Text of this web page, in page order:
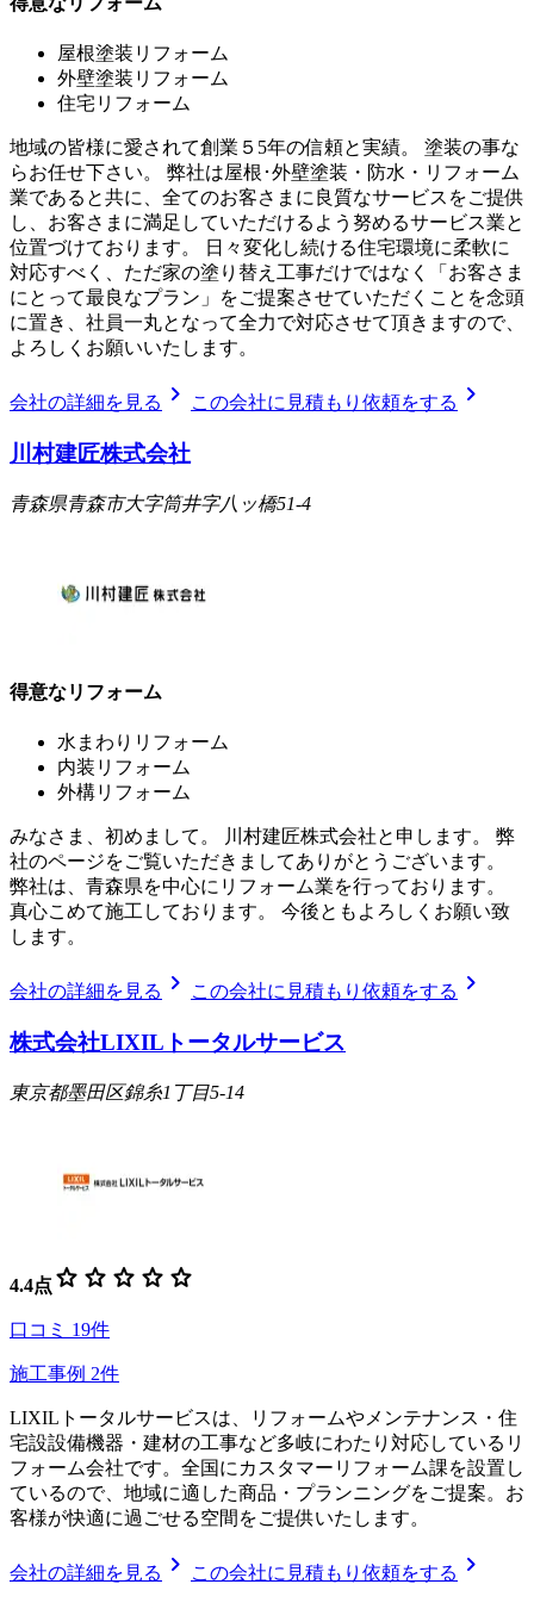
屋根塗装リフォーム
外壁塗装リフォーム
住宅リフォーム
地域の皆様に愛されて創業５5年の信頼と実績。 塗装の事な
らお任せ下さい。 弊社は屋根･外壁塗装・防水・リフォーム
業であると共に、全てのお客さまに良質なサービスをご提供
し、お客さまに満足していただけるよう努めるサービス業と
位置づけております。 日々変化し続ける住宅環境に柔軟に
対応すべく、ただ家の塗り替え工事だけではなく「お客さま
にとって最良なプラン」をご提案させていただくことを念頭
に置き、社員一丸となって全力で対応させて頂きますので、
よろしくお願いいたします。
会社の詳細を見る chevron_right この会社に見積もり依頼をする chevron_right
川村建匠株式会社
青森県青森市大字筒井字八ッ橋51-4
得意なリフォーム
水まわりリフォーム
内装リフォーム
外構リフォーム
みなさま、初めまして。 川村建匠株式会社と申します。 弊
社のページをご覧いただきましてありがとうございます。
弊社は、青森県を中心にリフォーム業を行っております。
真心こめて施工しております。 今後ともよろしくお願い致
します。
会社の詳細を見る chevron_right この会社に見積もり依頼をする chevron_right
株式会社LIXILトータルサービス
東京都墨田区錦糸1丁目5-14
4.4点 star star star star star
口コミ 19件
施工事例 2件
LIXILトータルサービスは、リフォームやメンテナンス・住
宅設設備機器・建材の工事など多岐にわたり対応しているリ
フォーム会社です。全国にカスタマーリフォーム課を設置し
ているので、地域に適した商品・プランニングをご提案。お
客様が快適に過ごせる空間をご提供いたします。
会社の詳細を見る chevron_right この会社に見積もり依頼をする chevron_right